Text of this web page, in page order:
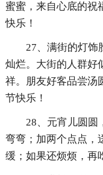
蜜蜜，来自心底的祝
快乐！
27、满街的灯饰
灿烂。大街的人群好
祥。朋友好客品尝汤
节快乐！
28、元宵儿圆圆
弯弯；加两个点点，
缓；如果还烦烦，再